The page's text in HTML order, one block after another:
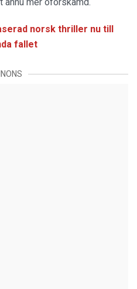
ännu mer oförskämd.
norsk thriller nu till
fallet